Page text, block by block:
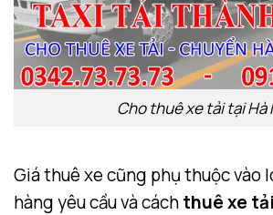
Cho thuê xe tải tại Hà
Giá thuê xe cũng phụ thuộc vào
hàng yêu cầu và cáchthuê xe tải